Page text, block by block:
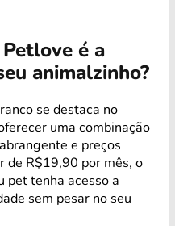
é a
animalzinho?
se destaca no
uma combinação
e preços
de R$19,90 por mês, o
pet tenha acesso a
sem pesar no seu